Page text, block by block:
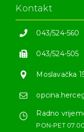
Kontakt
043/524-560
043/524-505
Moslavačka
Radno
PON-PET